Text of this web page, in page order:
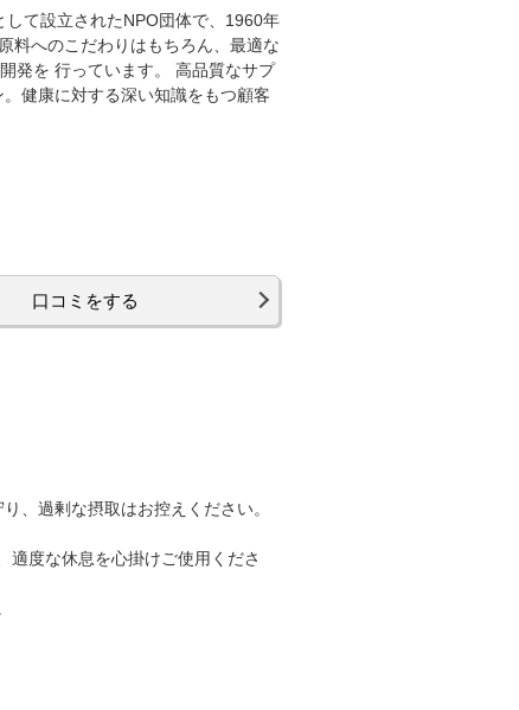
して設立されたNPO団体で、1960年
料へのこだわりはもちろん、最適な
発を 行っています。 高品質なサプ
健康に対する深い知識をもつ顧客
口コミをする
、過剰な摂取はお控えください。
適度な休息を心掛けご使用くださ